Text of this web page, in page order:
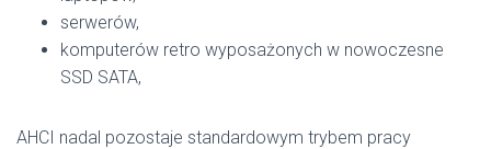
serwerów,
komputerów retro wyposażonych w nowoczesne
SSD SATA,
AHCI nadal pozostaje standardowym trybem pracy